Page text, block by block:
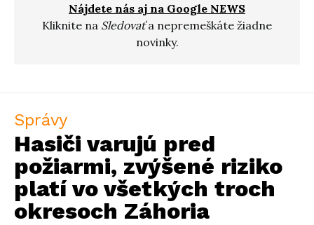
Nájdete nás aj na Google NEWS
Kliknite na Sledovaťa nepremeškáte žiadne
novinky.
Správy
Hasiči varujú pred
požiarmi, zvýšené riziko
platí vo všetkých troch
okresoch Záhoria